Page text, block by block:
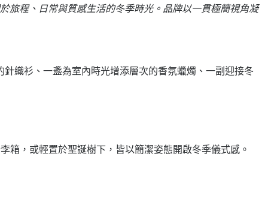
旅程、日常與質感生活的冬季時光。品牌以一貫極簡視角凝
織衫、一盞為室內時光增添層次的香氛蠟燭、一副迎接冬
箱，或輕置於聖誕樹下，皆以簡潔姿態開啟冬季儀式感。